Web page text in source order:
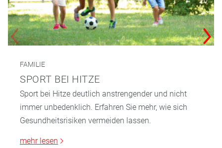
FAMILIE
SPORT BEI HITZE
Sport bei Hitze deutlich anstrengender und nicht
immer unbedenklich. Erfahren Sie mehr, wie sich
Gesundheitsrisiken vermeiden lassen.
mehr lesen